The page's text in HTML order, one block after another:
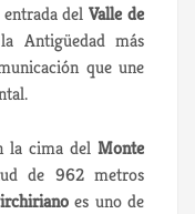
entrada delValle de
Antigüedad más
que une
la cima del Monte
de 962 metros
es uno de